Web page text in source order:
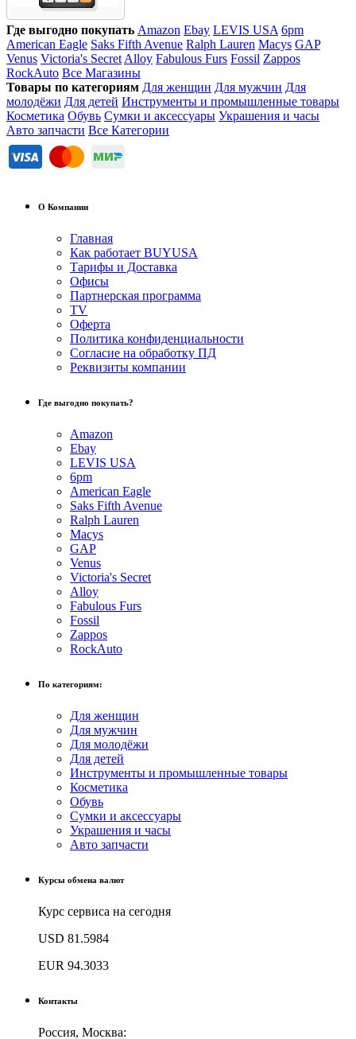
Где выгодно покупать Amazon Ebay LEVIS USA 6pm
American Eagle Saks Fifth Avenue Ralph Lauren Macys GAP
Venus Victoria's Secret Alloy Fabulous Furs Fossil Zappos
RockAuto Все Магазины
Товары по категориям Для женщин Для мужчин Для
молодёжи Для детей Инструменты и промышленные товары
Косметика Обувь Сумки и аксессуары Украшения и часы
Авто запчасти Все Категории
О Компании
Главная
Как работает BUYUSA
Тарифы и Доставка
Офисы
Партнерская программа
TV
Оферта
Политика конфиденциальности
Согласие на обработку ПД
Реквизиты компании
Где выгодно покупать?
Amazon
Ebay
LEVIS USA
6pm
American Eagle
Saks Fifth Avenue
Ralph Lauren
Macys
GAP
Venus
Victoria's Secret
Alloy
Fabulous Furs
Fossil
Zappos
RockAuto
По категориям:
Для женщин
Для мужчин
Для молодёжи
Для детей
Инструменты и промышленные товары
Косметика
Обувь
Сумки и аксессуары
Украшения и часы
Авто запчасти
Курсы обмена валют
Курс сервиса на сегодня
USD 81.5984
EUR 94.3033
Контакты
Россия, Москва: